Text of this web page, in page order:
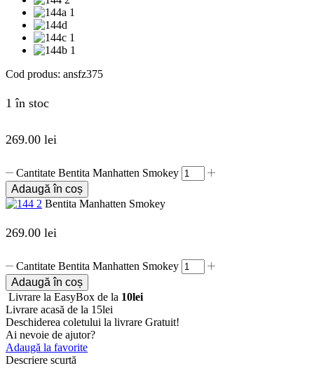
Cod produs: ansfz375
1 în stoc
269.00 lei
Cantitate Bentita Manhatten Smokey
Adaugă în coș
Bentita Manhatten Smokey
269.00 lei
Cantitate Bentita Manhatten Smokey
Adaugă în coș
Livrare la EasyBox de la 10lei
Livrare acasă de la 15lei
Deschiderea coletului la livrare Gratuit!
Ai nevoie de ajutor?
Adaugă la favorite
Descriere scurtă